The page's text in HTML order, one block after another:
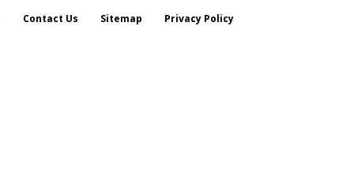
Contact Us Sitemap Privacy Policy